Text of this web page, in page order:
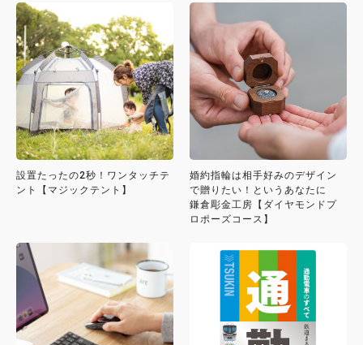
設置たったの2秒！ワンタッチテ
ント【マジックテント】
婚約指輪は相手好みのデザイン
で贈りたい！というあなたに
鎌倉彫金工房【ダイヤモンドプ
ロポーズコース】